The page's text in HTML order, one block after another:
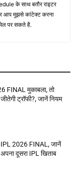
के साथ बतौर राइटर
आप मुझसे कांटेक्ट करना
पर सकते है.
FINAL मुकाबला, तो
ट्रॉफी?, जानें नियम
IPL 2026 FINAL, जानें
दूसरा IPL खिताब